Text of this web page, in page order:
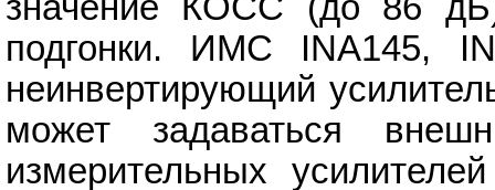
подгонки. ИМС INA145,
неинвертирующий
может задаваться
измерительных